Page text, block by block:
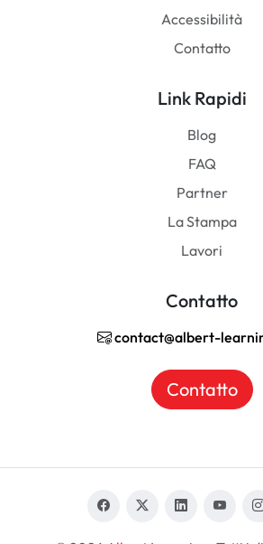
Accessibilità
Contatto
Link Rapidi
Blog
FAQ
Partner
La Stampa
Lavori
Contatto
contact@albert-
Contatto